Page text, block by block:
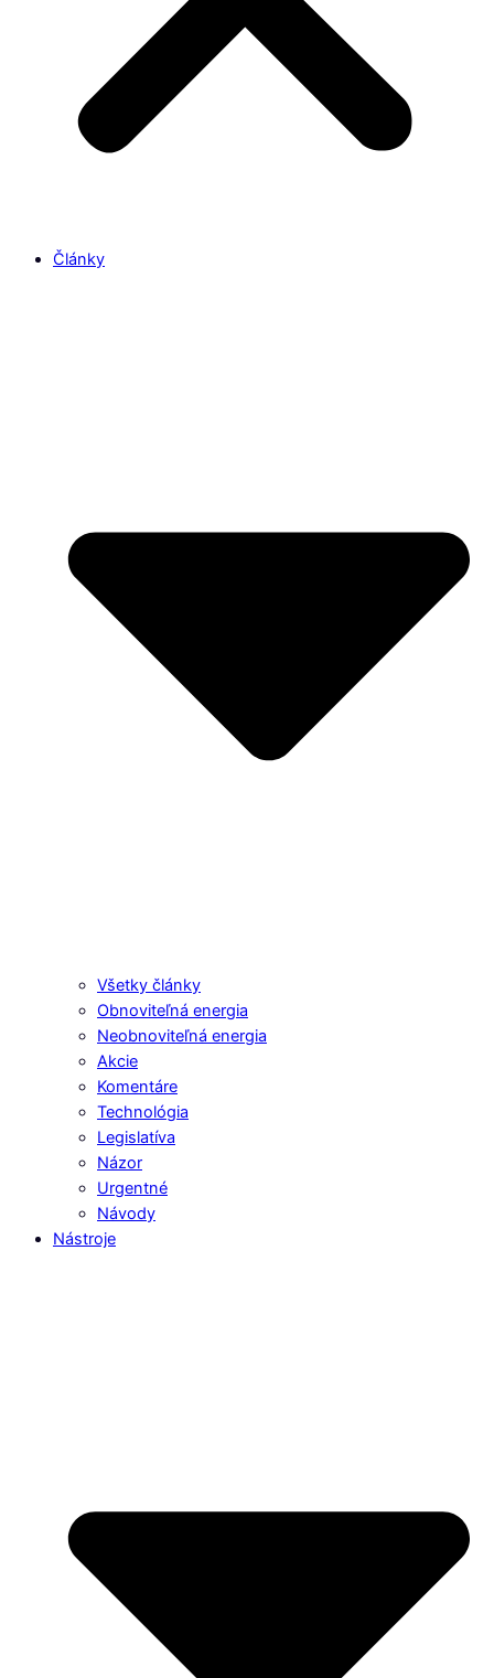
Články
Všetky články
Obnoviteľná energia
Neobnoviteľná energia
Akcie
Komentáre
Technológia
Legislatíva
Názor
Urgentné
Návody
Nástroje